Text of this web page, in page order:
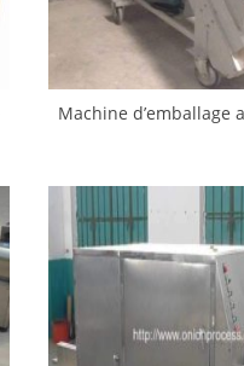
Machine d’emballage